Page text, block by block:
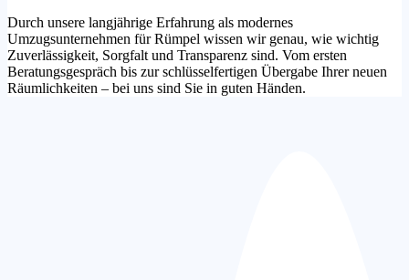
Durch unsere langjährige Erfahrung als modernes
Umzugsunternehmen für Rümpel wissen wir genau, wie wichtig
Zuverlässigkeit, Sorgfalt und Transparenz sind. Vom ersten
Beratungsgespräch bis zur schlüsselfertigen Übergabe Ihrer neuen
Räumlichkeiten – bei uns sind Sie in guten Händen.